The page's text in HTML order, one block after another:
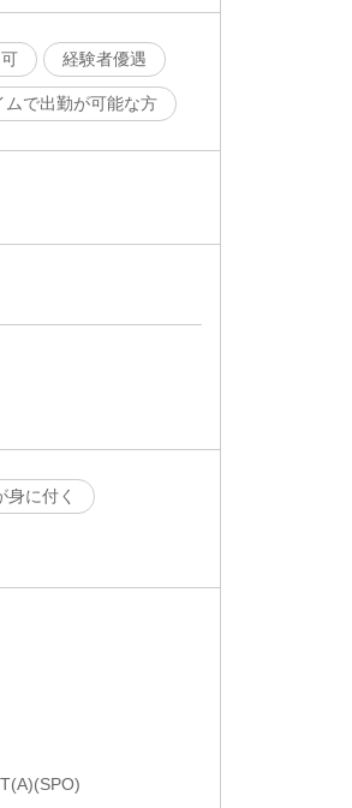
経験者優遇
ムで出勤が可能な方
身に付く